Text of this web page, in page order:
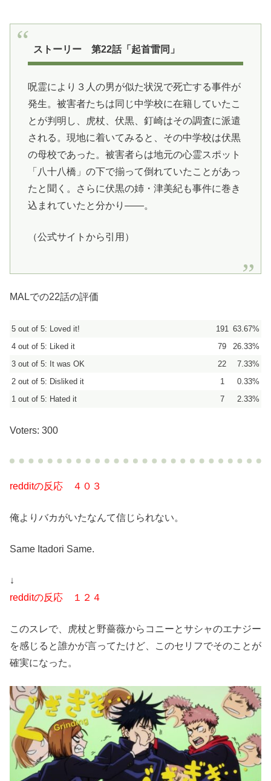
ストーリー 第22話「起首雷同」
呪霊により３人の男が似た状況で死亡する事件が
発生。被害者たちは同じ中学校に在籍していたこ
とが判明し、虎杖、伏黒、釘崎はその調査に派遣
される。現地に着いてみると、その中学校は伏黒
の母校であった。被害者らは地元の心霊スポット
「八十八橋」の下で揃って倒れていたことがあっ
たと聞く。さらに伏黒の姉・津美紀も事件に巻き
込まれていたと分かり――。
（公式サイトから引用）
MALでの22話の評価
5 out of 5: Loved it! 191
63.67%
4 out of 5: Liked it
79
26.33%
3 out of 5: It was OK
22
7.33%
2 out of 5: Disliked it
1
0.33%
1 out of 5: Hated it
7 2.33%
Voters: 300
redditの反応 ４０３
俺よりバカがいたなんて信じられない。
Same Itadori Same.
↓
redditの反応 １２４
このスレで、虎杖と野薔薇からコニーとサシャのエナジー
を感じると誰かが言ってたけど、このセリフでそのことが
確実になった。